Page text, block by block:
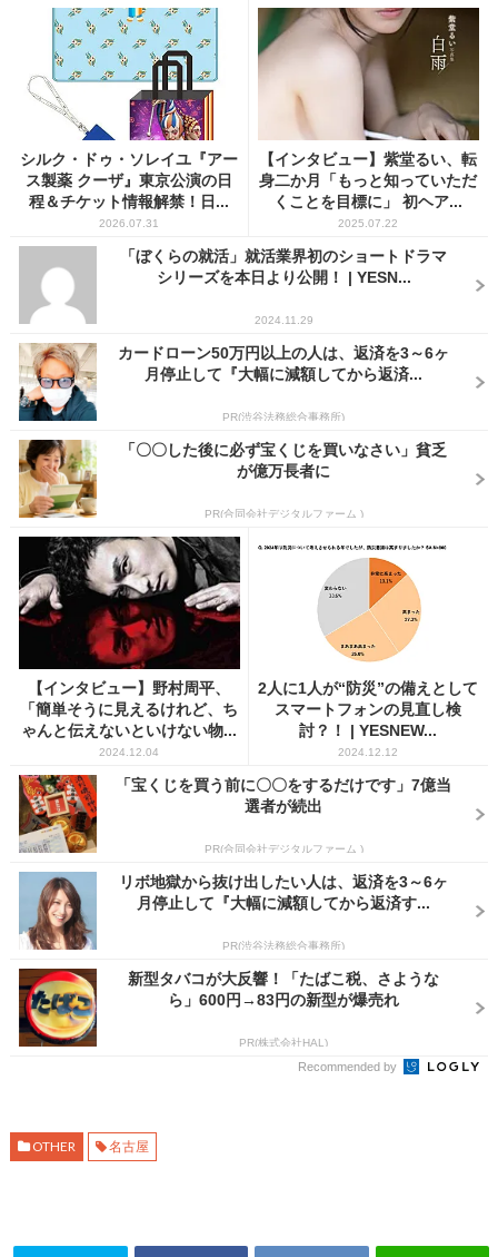
シルク・ドゥ・ソレイユ『アー
ス製薬 クーザ』東京公演の日
程＆チケット情報解禁！日...
2026.07.31
【インタビュー】紫堂るい、転
身二か月「もっと知っていただ
くことを目標に」 初ヘア...
2025.07.22
「ぼくらの就活」就活業界初のショートドラマ
シリーズを本日より公開！ | YESN...
2024.11.29
カードローン50万円以上の人は、返済を3～6ヶ
月停止して『大幅に減額してから返済...
PR(渋谷法務総合事務所)
「〇〇した後に必ず宝くじを買いなさい」貧乏
が億万長者に
PR(合同会社デジタルファーム )
【インタビュー】野村周平、
「簡単そうに見えるけれど、ち
ゃんと伝えないといけない物...
2024.12.04
2人に1人が“防災”の備えとして
スマートフォンの見直し検
討？！ | YESNEW...
2024.12.12
「宝くじを買う前に〇〇をするだけです」7億当
選者が続出
PR(合同会社デジタルファーム )
リボ地獄から抜け出したい人は、返済を3～6ヶ
月停止して『大幅に減額してから返済す...
PR(渋谷法務総合事務所)
新型タバコが大反響！「たばこ税、さような
ら」600円→83円の新型が爆売れ
PR(株式会社HAL)
Recommended by
OTHER 名古屋